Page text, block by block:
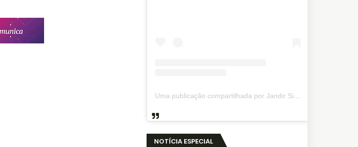
Uma publicação compartilhada por Jandir Sidnei (@jandirsidnei)
NOTÍCIA ESPECIAL